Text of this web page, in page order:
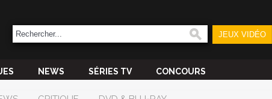
JEUX VIDÉO
NEWS SÉRIES TV CONCOURS